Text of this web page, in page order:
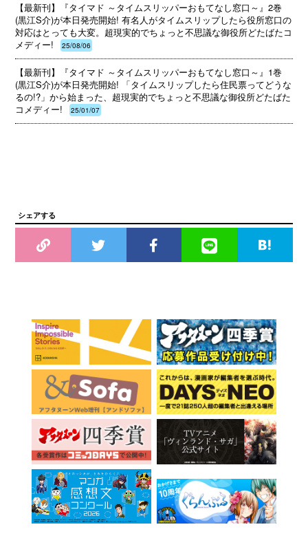
【最新刊】『タイマド ～タイムスリッパーおもてなし窓口～』2巻
(黒江S介)が本日発売開始! 有名人がタイムスリップしたら役所窓口の
対応はとっても大変。超現実的でちょっと不思議な御役所どたばたコ
メディー!
25/08/06
【最新刊】『タイマド ～タイムスリッパーおもてなし窓口～』1巻
(黒江S介)が本日発売開始! 「タイムスリップしたら住民票ってどうな
るの!?」から始まった、超現実的でちょっと不思議な御役所どたばた
コメディー!
25/01/07
シェアする